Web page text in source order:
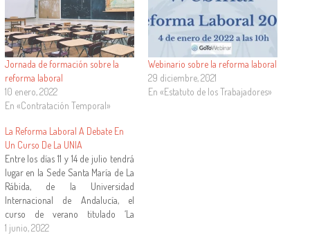
Jornada de formación sobre la
reforma laboral
10 enero, 2022
En «Contratación Temporal»
Webinario sobre la reforma laboral
29 diciembre, 2021
En «Estatuto de los Trabajadores»
La Reforma Laboral A Debate En
Un Curso De La UNIA
Entre los días 11 y 14 de julio tendrá
lugar en la Sede Santa María de La
Rábida, de la Universidad
Internacional de Andalucía, el
curso de verano titulado ‘La
reforma laboral a debate: la
1 junio, 2022